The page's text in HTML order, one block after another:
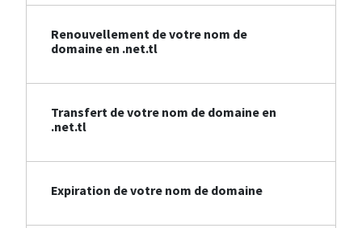
Renouvellement de votre nom de
domaine en .net.tl
Transfert de votre nom de domaine en
.net.tl
Expiration de votre nom de domaine